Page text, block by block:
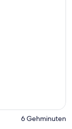
‪6 Gehminuten‬